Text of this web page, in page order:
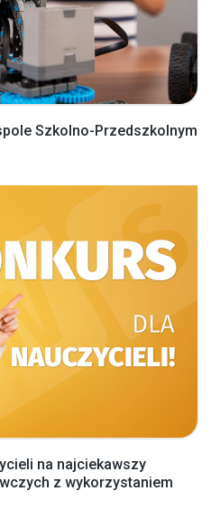
Szkolno-Przedszkolnym
na najciekawszy
z wykorzystaniem